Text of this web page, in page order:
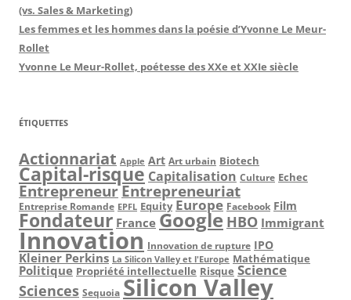
(vs. Sales & Marketing)
Les femmes et les hommes dans la poésie d’Yvonne Le Meur-
Rollet
Yvonne Le Meur-Rollet, poétesse des XXe et XXIe siècle
ÉTIQUETTES
Actionnariat Apple Art Art urbain Biotech
Capital-risque Capitalisation Culture Echec
EntrepreneurEntrepreneuriat
Entreprise Romande EPFL Equity Europe Facebook Film
Fondateur France Google HBO Immigrant
Innovation Innovation de rupture IPO
Kleiner Perkins La Silicon Valley et l'Europe Mathématique
Politique Propriété intellectuelle Risque Science
Sciences Sequoia Silicon Valley